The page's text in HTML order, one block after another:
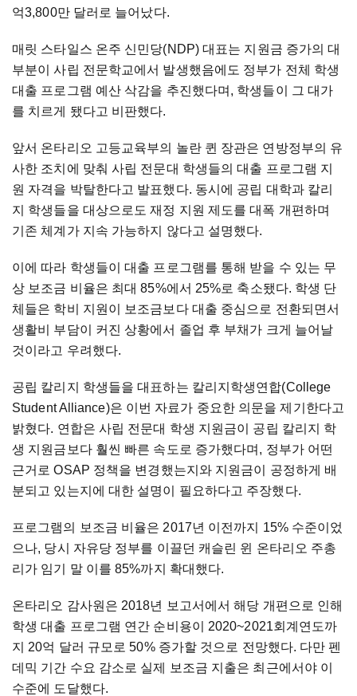
억3,800만 달러로 늘어났다.
매릿 스타일스 온주 신민당(NDP) 대표는 지원금 증가의 대
부분이 사립 전문학교에서 발생했음에도 정부가 전체 학생
대출 프로그램 예산 삭감을 추진했다며, 학생들이 그 대가
를 치르게 됐다고 비판했다.
앞서 온타리오 고등교육부의 놀란 퀸 장관은 연방정부의 유
사한 조치에 맞춰 사립 전문대 학생들의 대출 프로그램 지
원 자격을 박탈한다고 발표했다. 동시에 공립 대학과 칼리
지 학생들을 대상으로도 재정 지원 제도를 대폭 개편하며
기존 체계가 지속 가능하지 않다고 설명했다.
이에 따라 학생들이 대출 프로그램를 통해 받을 수 있는 무
상 보조금 비율은 최대 85%에서 25%로 축소됐다. 학생 단
체들은 학비 지원이 보조금보다 대출 중심으로 전환되면서
생활비 부담이 커진 상황에서 졸업 후 부채가 크게 늘어날
것이라고 우려했다.
공립 칼리지 학생들을 대표하는 칼리지학생연합(College
Student Alliance)은 이번 자료가 중요한 의문을 제기한다고
밝혔다. 연합은 사립 전문대 학생 지원금이 공립 칼리지 학
생 지원금보다 훨씬 빠른 속도로 증가했다며, 정부가 어떤
근거로 OSAP 정책을 변경했는지와 지원금이 공정하게 배
분되고 있는지에 대한 설명이 필요하다고 주장했다.
프로그램의 보조금 비율은 2017년 이전까지 15% 수준이었
으나, 당시 자유당 정부를 이끌던 캐슬린 윈 온타리오 주총
리가 임기 말 이를 85%까지 확대했다.
온타리오 감사원은 2018년 보고서에서 해당 개편으로 인해
학생 대출 프로그램 연간 순비용이 2020~2021회계연도까
지 20억 달러 규모로 50% 증가할 것으로 전망했다. 다만 펜
데믹 기간 수요 감소로 실제 보조금 지출은 최근에서야 이
수준에 도달했다.